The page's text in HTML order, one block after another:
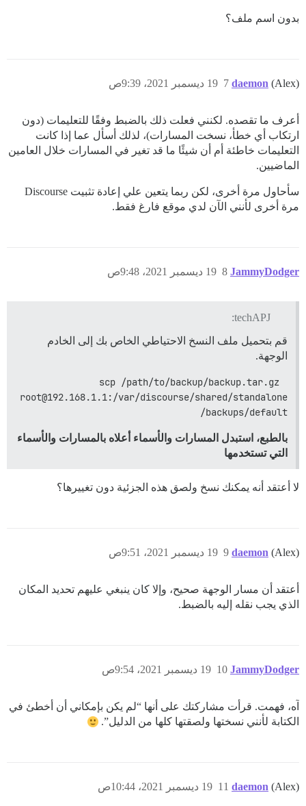
بدون اسم ملف؟
daemon (Alex) 19 ديسمبر 2021، 9:39ص 7
أعرف ما تقصده. لكنني فعلت ذلك بالضبط وفقًا للتعليمات (دون
ارتكاب أي خطأ، نسخت المسارات)، لذلك أسأل عما إذا كانت
التعليمات خاطئة أم أن شيئًا ما قد تغير في المسارات خلال العامين
الماضيين.
سأحاول مرة أخرى، لكن ربما يتعين علي إعادة تثبيت Discourse
مرة أخرى لأنني الآن لدي موقع فارغ فقط.
JammyDodger 19 ديسمبر 2021، 9:48ص 8
techAPJ:
قم بتحميل ملف النسخ الاحتياطي الخاص بك إلى الخادم
الوجهة.
scp /path/to/backup/backup.tar.gz
root@192.168.1.1:/var/discourse/shared/standalone
/backups/default
بالطبع، استبدل المسارات والأسماء أعلاه بالمسارات والأسماء
التي تستخدمها
لا أعتقد أنه يمكنك نسخ ولصق هذه الجزئية دون تغييرها؟
daemon (Alex) 19 ديسمبر 2021، 9:51ص 9
أعتقد أن مسار الوجهة صحيح، وإلا كان ينبغي عليهم تحديد المكان
الذي يجب نقله إليه بالضبط.
JammyDodger 19 ديسمبر 2021، 9:54ص 10
آه، فهمت. قرأت مشاركتك على أنها “لم يكن بإمكاني أن أخطئ في
الكتابة لأنني نسختها ولصقتها كلها من الدليل”.
daemon (Alex) 19 ديسمبر 2021، 10:44ص 11